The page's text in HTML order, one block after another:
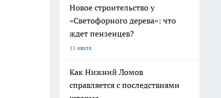
Новое строительство у
«Светофорного дерева»: что
ждет пензенцев?
11 июля
Как Нижний Ломов
справляется с последствиями